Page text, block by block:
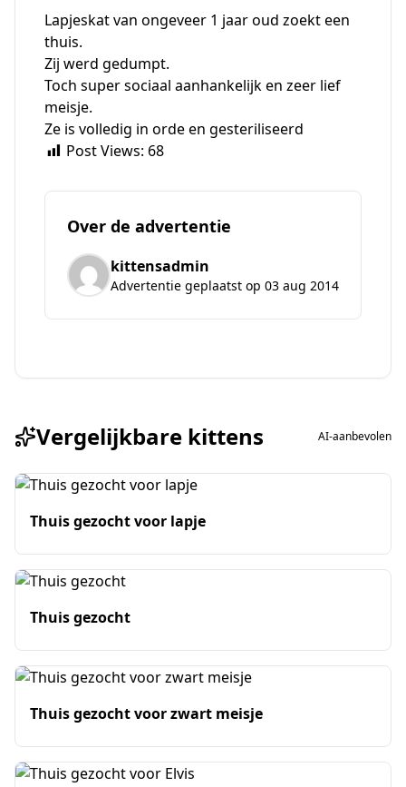
Lapjeskat van ongeveer 1 jaar oud zoekt een
thuis.
Zij werd gedumpt.
Toch super sociaal aanhankelijk en zeer lief
meisje.
Ze is volledig in orde en gesteriliseerd
Post Views: 68
Over de advertentie
kittensadmin
Advertentie geplaatst op 03 aug 2014
Vergelijkbare kittens AI-aanbevolen
Thuis gezocht voor lapje
Thuis gezocht
Thuis gezocht voor zwart meisje